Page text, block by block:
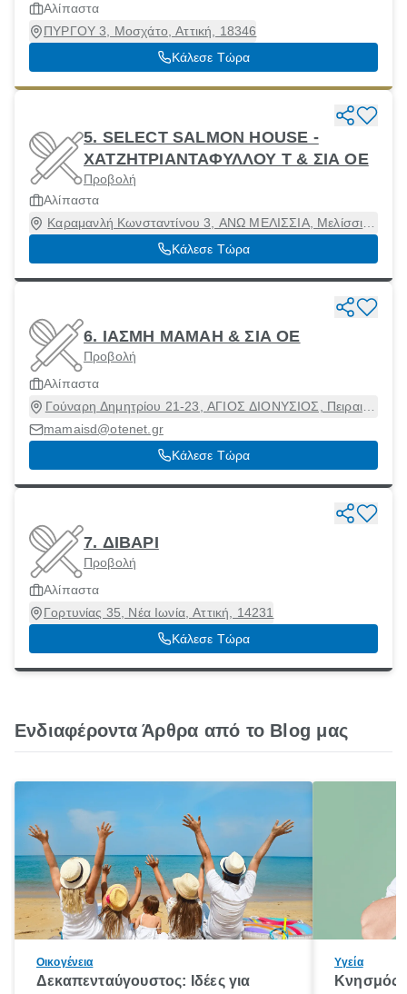
Αλίπαστα
ΠΥΡΓΟΥ 3, Μοσχάτο, Αττική, 18346
Κάλεσε Τώρα
5. SELECT SALMON HOUSE -
ΧΑΤΖΗΤΡΙΑΝΤΑΦΥΛΛΟΥ Τ & ΣΙΑ ΟΕ
Προβολή
Αλίπαστα
Καραμανλή Κωνσταντίνου 3, ΑΝΩ ΜΕΛΙΣΣΙΑ, Μελίσσια,
Αττική, 15127
Κάλεσε Τώρα
6. ΙΑΣΜΗ ΜΑΜΑΗ & ΣΙΑ ΟΕ
Προβολή
Αλίπαστα
Γούναρη Δημητρίου 21-23, ΑΓΙΟΣ ΔΙΟΝΥΣΙΟΣ, Πειραιάς
[Δήμος], Αττική, 18531
mamaisd@otenet.gr
Κάλεσε Τώρα
7. ΔΙΒΑΡΙ
Προβολή
Αλίπαστα
Γορτυνίας 35, Νέα Ιωνία, Αττική, 14231
Κάλεσε Τώρα
Ενδιαφέροντα Άρθρα από το Blog μας
Οικογένεια
Δεκαπενταύγουστος: Ιδέες για
Υγεία
Κνησμός: